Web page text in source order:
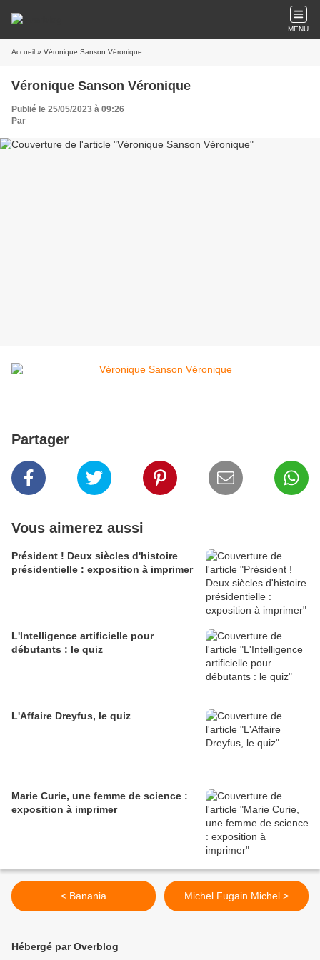
MENU
Accueil » Véronique Sanson Véronique
Véronique Sanson Véronique
Publié le 25/05/2023 à 09:26
Par
Partager
Vous aimerez aussi
Président ! Deux siècles d'histoire
présidentielle : exposition à imprimer
L'Intelligence artificielle pour
débutants : le quiz
L'Affaire Dreyfus, le quiz
Marie Curie, une femme de science :
exposition à imprimer
< Banania Michel Fugain Michel >
Hébergé par Overblog